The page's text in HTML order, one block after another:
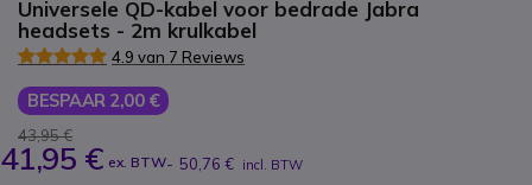
Universele QD-kabel voor bedrade Jabra
headsets - 2m krulkabel
4.9 van 7 Reviews
BESPAAR 2,00 €
43,95 €
41,95 € ex. BTW- 50,76 € incl. BTW